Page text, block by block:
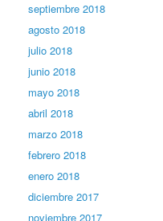
septiembre 2018
agosto 2018
julio 2018
junio 2018
mayo 2018
abril 2018
marzo 2018
febrero 2018
enero 2018
diciembre 2017
noviembre 2017